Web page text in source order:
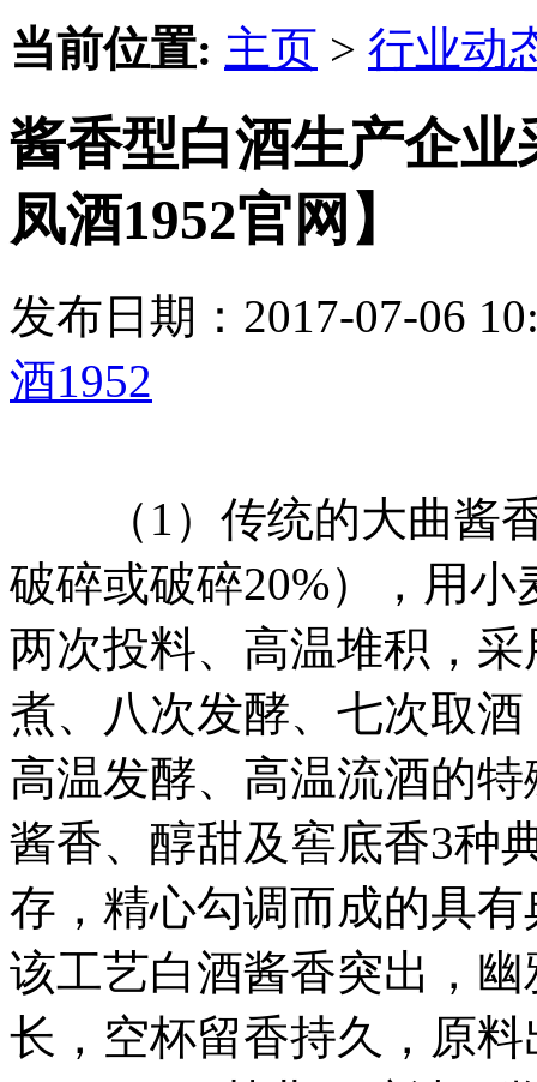
当前位置: 主页 > 行业动
酱香型白酒生产企
凤酒1952官网】
发布日期：2017-07-06
酒1952
（1）传统的大曲酱香
破碎或破碎20%），用
两次投料、高温堆积，
煮、八次发酵、七次取
高温发酵、高温流酒的
酱香、醇甜及窖底香3种
存，精心勾调而成的具
该工艺白酒酱香突出，
长，空杯留香持久，原料